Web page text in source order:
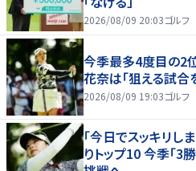
2026/08/09 20:03ゴルフ
今季最多4度目の2
花奈は「狙える試合
2026/08/09 19:03ゴルフ
「今日でスッキリし
りトップ10 今季「3